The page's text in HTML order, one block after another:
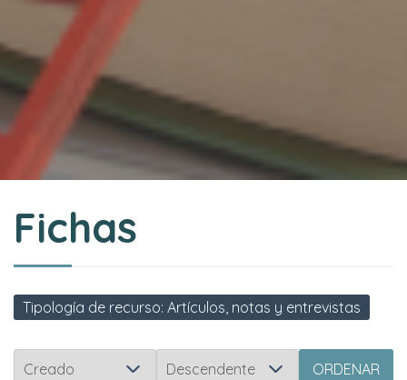
Fichas
Tipología de recurso: Artículos, notas y entrevistas
ORDENAR